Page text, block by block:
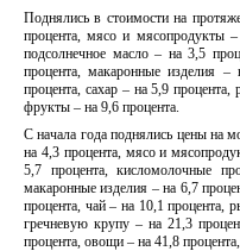
Поднялись в стоимости на
процента, мясо и мясопродукты
подсолнечное масло – на 3,5
процента, макаронные изделия
процента, сахар – на 5,9
фрукты – на 9,6 процента.
С начала года поднялись цены на
на 4,3 процента, мясо и
5,7 процента, кисломолочные
макаронные изделия – на 6,7
процента, чай – на 10,1 процента,
гречневую крупу – на 21,3
процента, овощи – на 41,8